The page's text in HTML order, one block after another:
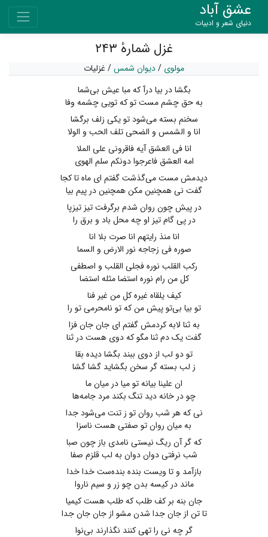
عشق آباد
دنیای شعر و ادبیات
غزل شمارهٔ ۲۴۳
مولوی /دیوان شمس/ غزلیات
بگشا در بیا درآ که مبا عیش بی‌شما
به حق چشم مست تو که تویی چشمه وفا
سخنم بسته می‌شود تو یکی زلف برگشا
انا و الشمس و الضحی تلف الحب و الولا
انا فی العشق آیه فاقرونی علی الملا
امه العشق فاعرجوا دونکم سلم الهوی
دیدمش مست می‌گذشت گفتم ای ماه تا کجا
گفت نی همچنین مکن همچنین در پیم بیا
در پیش چون روان شدم برگرفت تیز تیزپا
در پی گام تیز او چه محل باد و برق را
انا منذ رایتهم انا صرت بلا انا
صوره فی زجاجه نور الارض و السما
رکب القلب نوره فجلی القلب و اصطفی
کل من رام نوره استضا مثله استضا
کیف یلقاه غیره کل من غیر فنا
تو بیا بی‌تو پیش من که تو نامحرمی تو را
به ثنا لابه کردمش گفتم ای جان جان فزا
گفت یک دم ثنا مگو که دوی هست در ثنا
تو دو لب از دوی ببند بگشا دیده بقا
ز لب بسته گر سخن بگشاید گشا گشا
ان علینا بیانه تو میا در میان ما
چو در خانه دید تنگ بکند مرد جامه‌ها
نی که هر شب روان تو ز تنت می‌شود جدا
به میان روان تو صفتی هست ناسزا
که گر آن ریگ نیستی نامدی باز چون صبا
شب نرفتی دوان دوان به لب قلزم صفا
بازآمد و تا ویست بنده بنده‌ست خدا خدا
ماند در کیسه بدن چو زر و سیم ناروا
جان بنه بر کف طلب که طلب هست کیمیا
تا تن از جان جدا شدن مشو از جان جان جدا
گر چه نی را تهی کنند نگذارند بی‌نوا